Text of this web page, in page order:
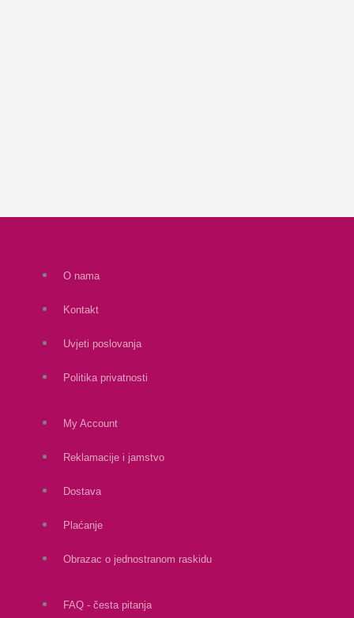
O nama
Kontakt
Uvjeti poslovanja
Politika privatnosti
My Account
Reklamacije i jamstvo
Dostava
Plaćanje
Obrazac o jednostranom raskidu
FAQ - česta pitanja